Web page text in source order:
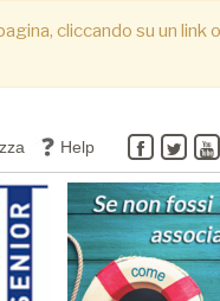
cliccando su un link o
Help